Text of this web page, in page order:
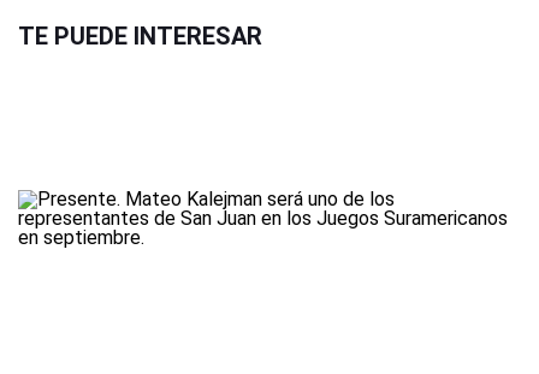
TE PUEDE INTERESAR